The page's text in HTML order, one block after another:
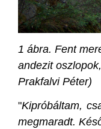
1 ábra. Fent
andezit
Prakfalvi Péter)
"Kipróbáltam,
megmaradt.